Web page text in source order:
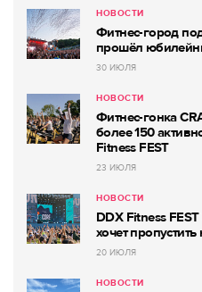
НОВОСТИ
Фитнес-город
прошёл
30 ИЮЛЯ
НОВОСТИ
Фитнес-гонка
более 150
Fitness FEST
23 ИЮЛЯ
НОВОСТИ
DDX Fitness
хочет пропустить
20 ИЮЛЯ
НОВОСТИ